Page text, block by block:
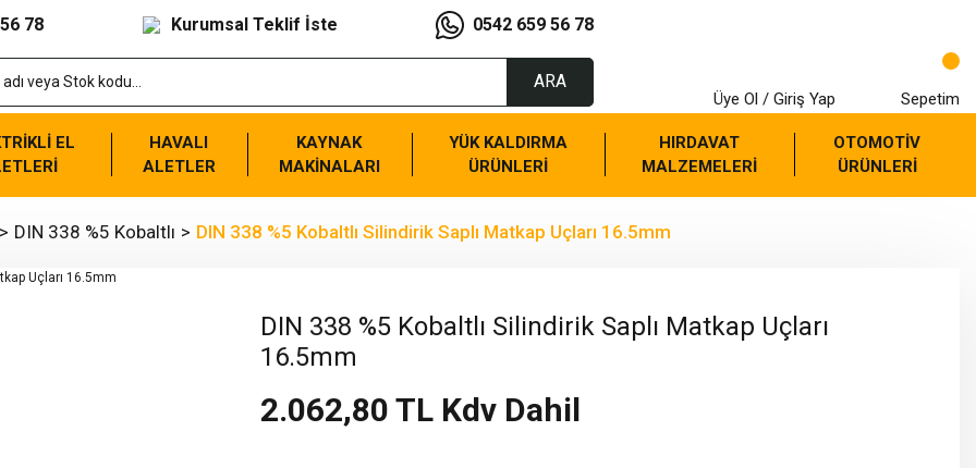
78 Kurumsal Teklif İste 0542 659 56 78
ARA
Üye Ol / Giriş Yap Sepetim
EL
HAVALI
ALETLER
KAYNAK
MAKİNALARI
YÜK KALDIRMA
ÜRÜNLERİ
HIRDAVAT
MALZEMELERİ
OTOMOTİV
ÜRÜNLERİ
DIN 338 %5 Kobaltlı DIN 338 %5 Kobaltlı Silindirik Saplı Matkap Uçları 16.5mm
DIN 338 %5 Kobaltlı Silindirik Saplı Matkap Uçları
16.5mm
2.062,80 TL Kdv Dahil